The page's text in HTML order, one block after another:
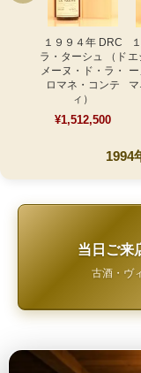
１９９４年 DRC
ラ・ターシュ （ド
メーヌ・ド・ラ・
ロマネ・コンテ
ィ）
¥1,512,500
エ
1994
当日ご来
古酒・ヴ